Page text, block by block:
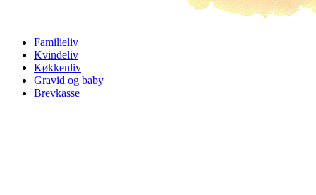
Familieliv
Kvindeliv
Køkkenliv
Gravid og baby
Brevkasse